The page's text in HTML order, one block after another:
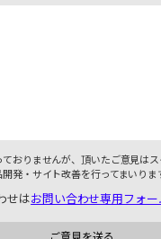
おりませんが、頂いたご意見は
発・サイト改善を行ってまいりま
せはお問い合わせ専用フォー